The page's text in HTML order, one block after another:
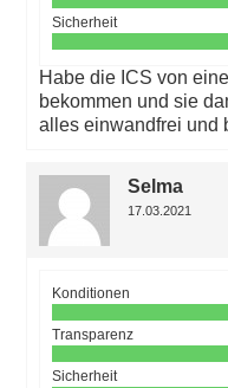
Sicherheit
Habe die ICS von
bekommen und sie
alles einwandfrei und
Selma
17.03.2021
Konditionen
Transparenz
Sicherheit